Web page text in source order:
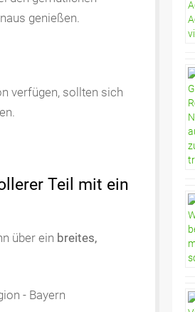
genießen.
verfügen, sollten sich
Teil mit ein
über ein breites,